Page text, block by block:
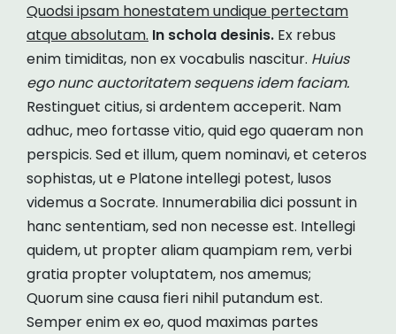
Quodsi ipsam honestatem undique pertectam
atque absolutam. In schola desinis. Ex rebus
enim timiditas, non ex vocabulis nascitur. Huius
ego nunc auctoritatem sequens idem faciam.
Restinguet citius, si ardentem acceperit. Nam
adhuc, meo fortasse vitio, quid ego quaeram non
perspicis. Sed et illum, quem nominavi, et ceteros
sophistas, ut e Platone intellegi potest, lusos
videmus a Socrate. Innumerabilia dici possunt in
hanc sententiam, sed non necesse est. Intellegi
quidem, ut propter aliam quampiam rem, verbi
gratia propter voluptatem, nos amemus;
Quorum sine causa fieri nihil putandum est.
Semper enim ex eo, quod maximas partes